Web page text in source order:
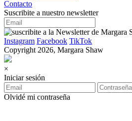
Contacto
Suscribite a nuestro newsletter
Instagram Facebook TikTok
Copyright 2026, Margara Shaw
×
Iniciar sesión
Olvidé mi contraseña